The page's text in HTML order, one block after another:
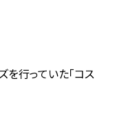
を行っていた「コス